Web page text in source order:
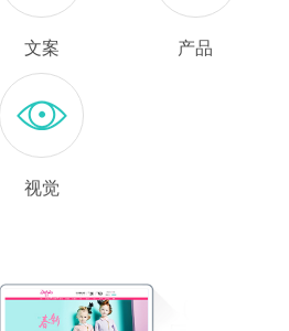
文案 产品
视觉